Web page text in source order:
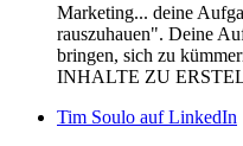
Marketing... deine
rauszuhauen". Deine
bringen, sich zu
INHALTE ZU
Tim Soulo auf LinkedIn